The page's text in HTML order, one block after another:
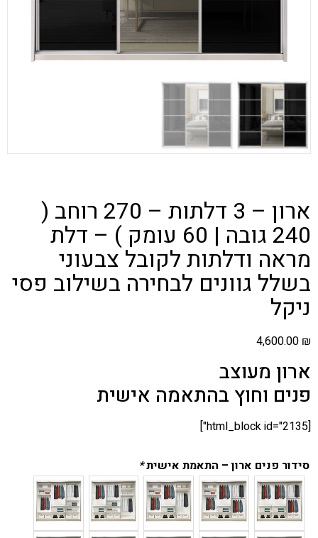
ארון – 3 דלתות – 270 רוחב (
240 גובה | 60 עומק ) – דלת
מראה ודלתות לקובל צבעוני
בשלל גוונים לבחירה בשילוב פסי
ניקל
4,600.00 ₪
ארון מעוצב
פנים וחוץ בהתאמה אישית
[html_block id="2135"]
סידור פנים ארון – התאמת אישית*